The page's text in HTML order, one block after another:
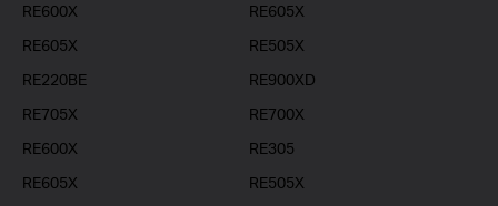
RE600X
RE605X
RE605X
RE505X
RE220BE
RE900XD
RE705X
RE700X
RE600X
RE305
RE605X
RE505X